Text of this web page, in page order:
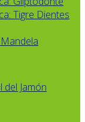
Tigre Dientes
del Jamón